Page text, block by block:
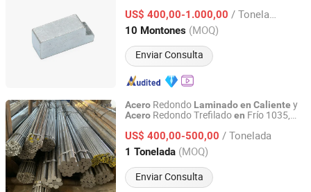
US$ 400,00-1.000,00 / Tonelada
10 Montones (MOQ)
Enviar Consulta
Jiangsu, China Desde 2024
Acero Redondo Laminadoen Caliente y
Acero Redondo Trefiladoen Frío 1035,
RedondoLaminado enCaliente,Acero
Redondo, 1035 1045 A53 A106
US$ 400,00-500,00 / Tonelada
1 Tonelada (MOQ)
Enviar Consulta
Shandong Chenwang Steel Pipe Co., Ltd.
Shandong, China Desde 2025